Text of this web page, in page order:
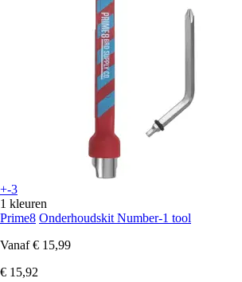
+-3
1 kleuren
Prime8 Onderhoudskit Number-1 tool
Vanaf € 15,99
€ 15,92